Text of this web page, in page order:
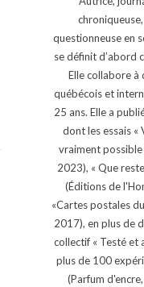
questionneuse en
se définit d’abord
Elle collabore à
québécois et
25 ans. Elle a
dont les essais «
vraiment possible
2023), « Que
(Éditions de
«Cartes postales
2017), en plus de
collectif « Testé et
plus de 100
(Parfum